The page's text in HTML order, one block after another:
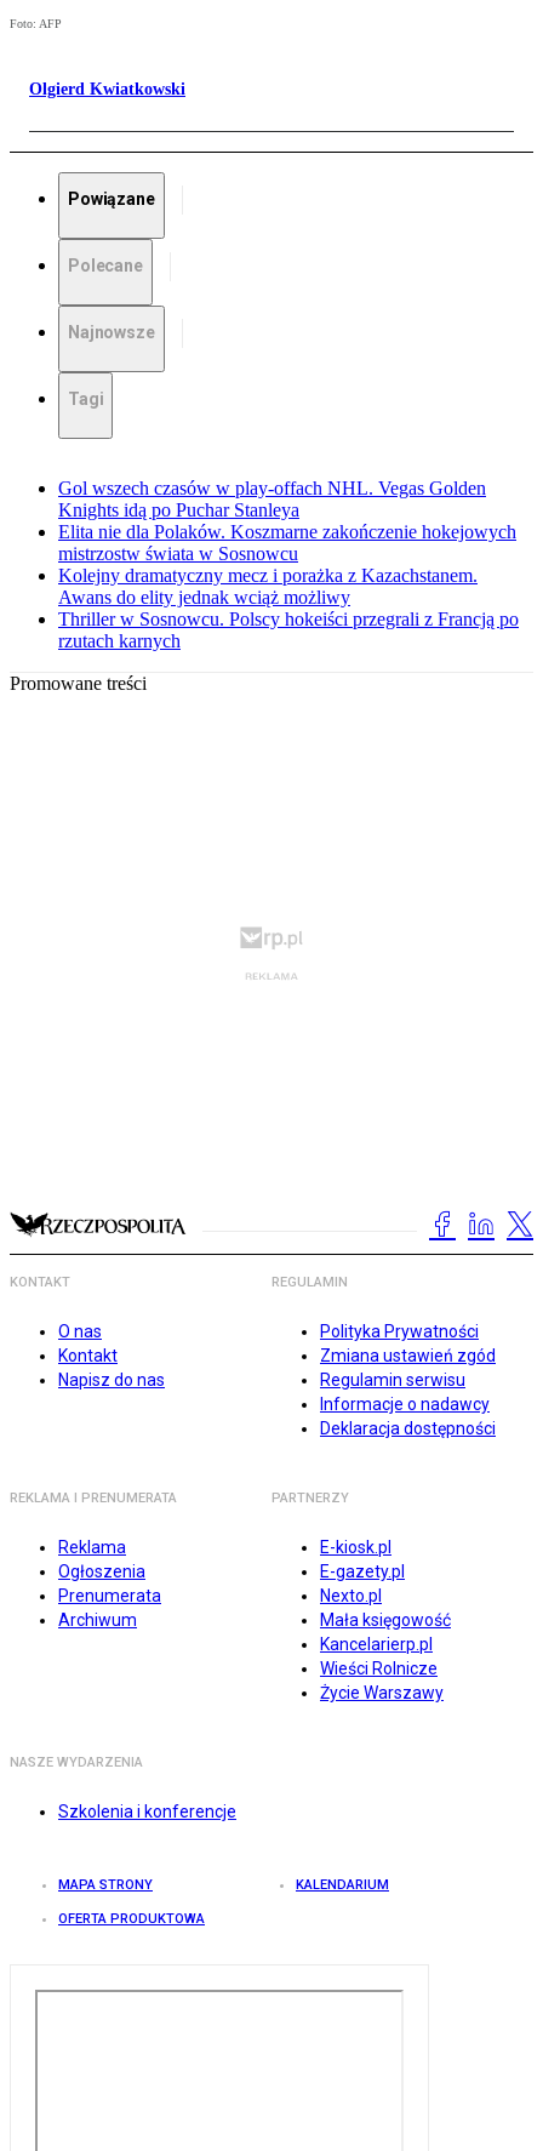
Foto: AFP
Olgierd Kwiatkowski
Powiązane
Polecane
Najnowsze
Tagi
Gol wszech czasów w play-offach NHL. Vegas Golden
Knights idą po Puchar Stanleya
Elita nie dla Polaków. Koszmarne zakończenie hokejowych
mistrzostw świata w Sosnowcu
Kolejny dramatyczny mecz i porażka z Kazachstanem.
Awans do elity jednak wciąż możliwy
Thriller w Sosnowcu. Polscy hokeiści przegrali z Francją po
rzutach karnych
Promowane treści
KONTAKT
O nas
Kontakt
Napisz do nas
REGULAMIN
Polityka Prywatności
Zmiana ustawień zgód
Regulamin serwisu
Informacje o nadawcy
Deklaracja dostępności
REKLAMA I PRENUMERATA
Reklama
Ogłoszenia
Prenumerata
Archiwum
PARTNERZY
E-kiosk.pl
E-gazety.pl
Nexto.pl
Mała księgowość
Kancelarierp.pl
Wieści Rolnicze
Życie Warszawy
NASZE WYDARZENIA
Szkolenia i konferencje
MAPA STRONY KALENDARIUM
OFERTA PRODUKTOWA